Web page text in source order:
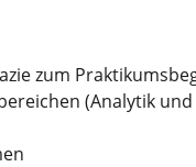
zum
(Analytik